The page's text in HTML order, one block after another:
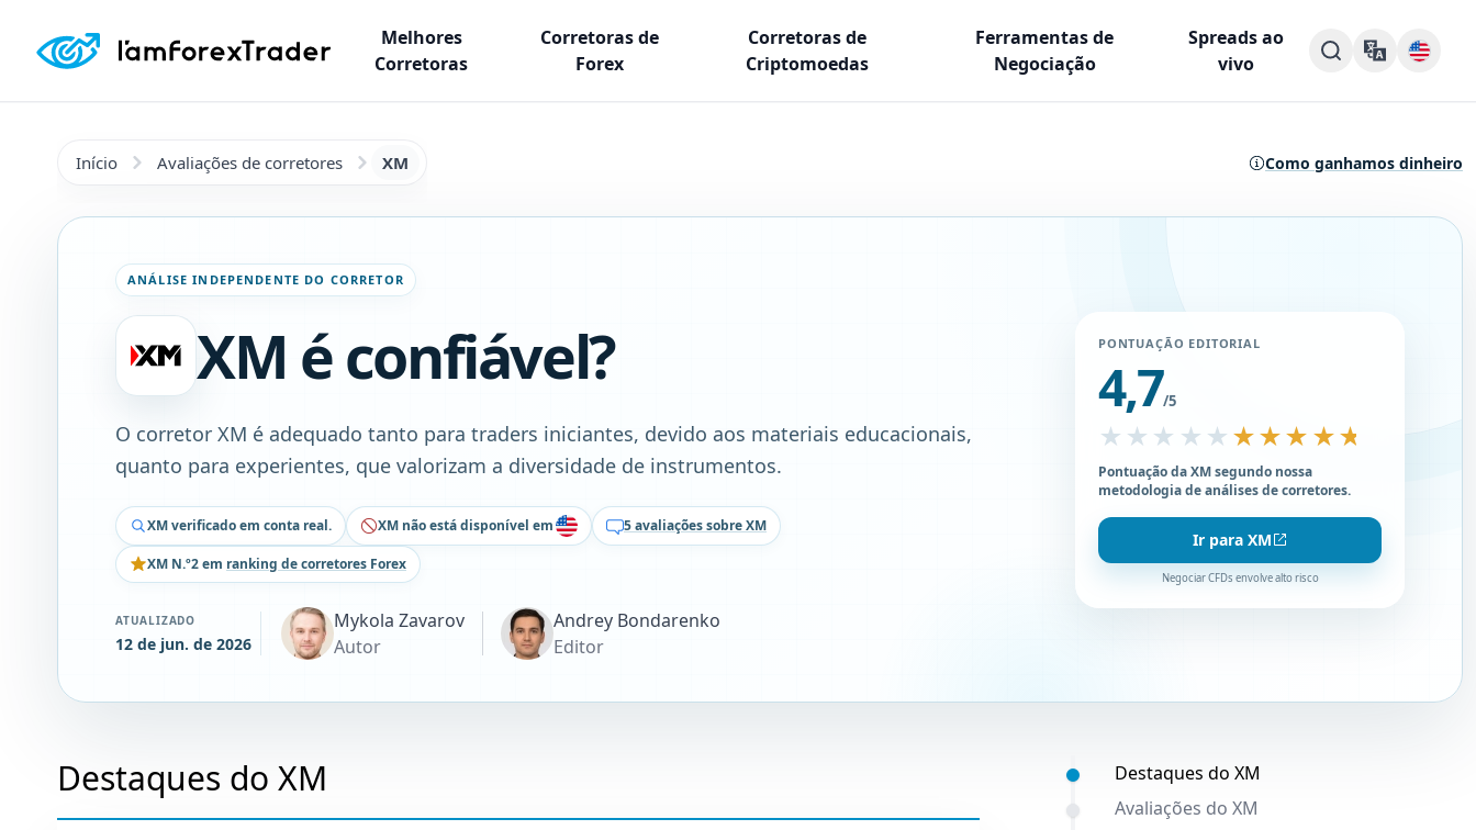
Melhores
Corretoras
Corretoras de
Forex
Corretoras de
Criptomoedas
Ferramentas de
Negociação
Spreads ao
vivo
Início Avaliações de corretores XM Como ganhamos dinheiro
ANÁLISE INDEPENDENTE DO CORRETOR
XM é confiável?
O corretor XM é adequado tanto para traders iniciantes, devido aos materiais educacionais,
quanto para experientes, que valorizam a diversidade de instrumentos.
XM verificado em conta real. XM não está disponível em 5 avaliações sobre XM
XM N.º2 em ranking de corretores Forex
ATUALIZADO
12 de jun. de 2026
Mykola Zavarov
Autor
Andrey Bondarenko
Editor
PONTUAÇÃO EDITORIAL
4,7/5
★★★★★ ★★★★★
Pontuação da XM segundo nossa
metodologia de análises de corretores.
Ir para XM
Negociar CFDs envolve alto risco
Conteúdo:
Destaques do XM
Avaliações do XM
Destaques do XM